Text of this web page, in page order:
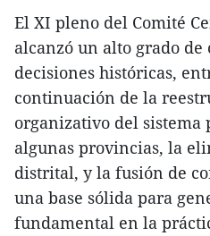
El XI pleno del Comité
alcanzó un alto grado de
decisiones históricas,
continuación de la
organizativo del
algunas provincias, la
distrital, y la fusión de
una base sólida para
fundamental en la